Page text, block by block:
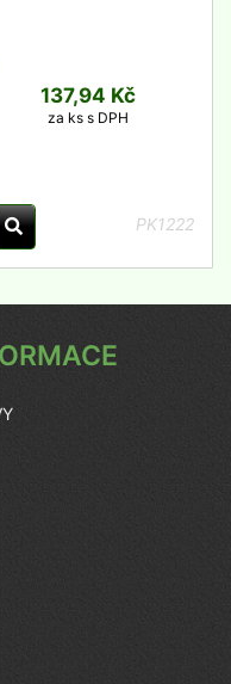
137,94 Kč
za ks s DPH
PK1222